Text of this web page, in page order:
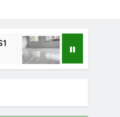
ขัดพื้นหินขัด อบต.แหลมบัว
1 ปี Ago